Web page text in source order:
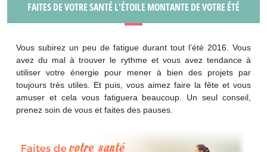
FAITES DE VOTRE SANTÉ L'ÉTOILE MONTANTE DE VOTRE ÉTÉ
Vous subirez un peu de fatigue durant tout l’été 2016. Vous
avez du mal à trouver le rythme et vous avez tendance à
utiliser votre énergie pour mener à bien des projets par
toujours très utiles. Et puis, vous aimez faire la fête et vous
amuser et cela vous fatiguera beaucoup. Un seul conseil,
prenez soin de vous et faites des pauses.